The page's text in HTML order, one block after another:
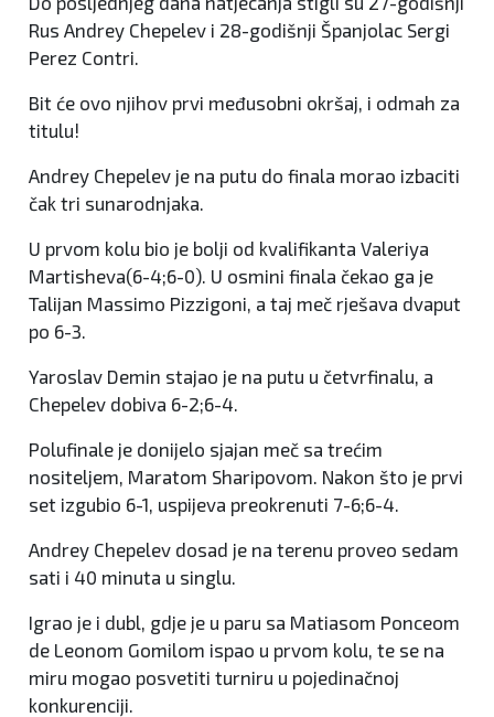
Rus Andrey Chepelev i 28-godišnji Španjolac Sergi
Perez Contri.
Bit će ovo njihov prvi međusobni okršaj, i odmah za
titulu!
Andrey Chepelev je na putu do finala morao izbaciti
čak tri sunarodnjaka.
U prvom kolu bio je bolji od kvalifikanta Valeriya
Martisheva(6-4;6-0). U osmini finala čekao ga je
Talijan Massimo Pizzigoni, a taj meč rješava dvaput
po 6-3.
Yaroslav Demin stajao je na putu u četvrfinalu, a
Chepelev dobiva 6-2;6-4.
Polufinale je donijelo sjajan meč sa trećim
nositeljem, Maratom Sharipovom. Nakon što je prvi
set izgubio 6-1, uspijeva preokrenuti 7-6;6-4.
Andrey Chepelev dosad je na terenu proveo sedam
sati i 40 minuta u singlu.
Igrao je i dubl, gdje je u paru sa Matiasom Ponceom
de Leonom Gomilom ispao u prvom kolu, te se na
miru mogao posvetiti turniru u pojedinačnoj
konkurenciji.